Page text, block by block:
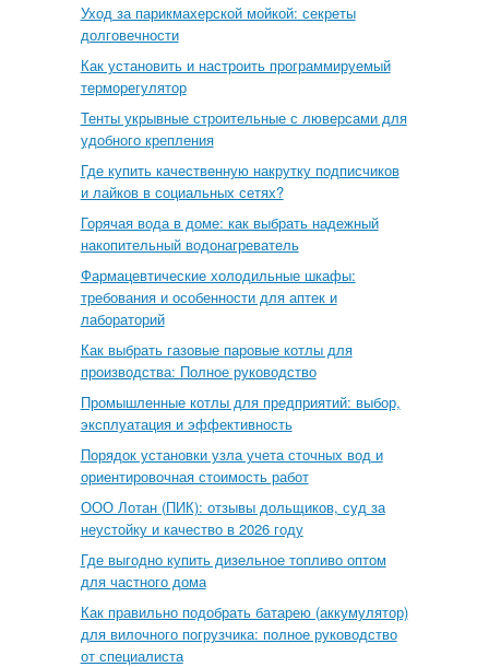
Уход за парикмахерской мойкой: секреты
долговечности
Как установить и настроить программируемый
терморегулятор
Тенты укрывные строительные с люверсами для
удобного крепления
Где купить качественную накрутку подписчиков
и лайков в социальных сетях?
Горячая вода в доме: как выбрать надежный
накопительный водонагреватель
Фармацевтические холодильные шкафы:
требования и особенности для аптек и
лабораторий
Как выбрать газовые паровые котлы для
производства: Полное руководство
Промышленные котлы для предприятий: выбор,
эксплуатация и эффективность
Порядок установки узла учета сточных вод и
ориентировочная стоимость работ
ООО Лотан (ПИК): отзывы дольщиков, суд за
неустойку и качество в 2026 году
Где выгодно купить дизельное топливо оптом
для частного дома
Как правильно подобрать батарею (аккумулятор)
для вилочного погрузчика: полное руководство
от специалиста